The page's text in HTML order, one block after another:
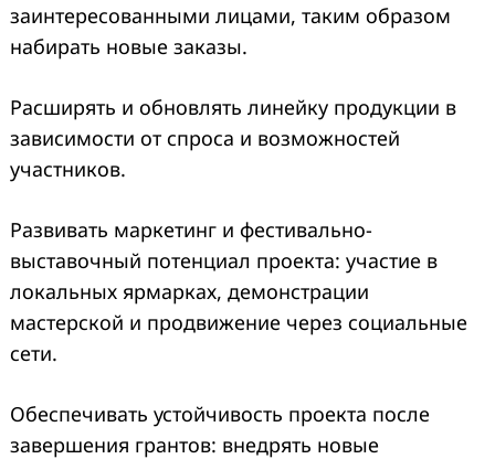
заинтересованными лицами, таким образом
набирать новые заказы.
Расширять и обновлять линейку продукции в
зависимости от спроса и возможностей
участников.
Развивать маркетинг и фестивально-
выставочный потенциал проекта: участие в
локальных ярмарках, демонстрации
мастерской и продвижение через социальные
сети.
Обеспечивать устойчивость проекта после
завершения грантов: внедрять новые